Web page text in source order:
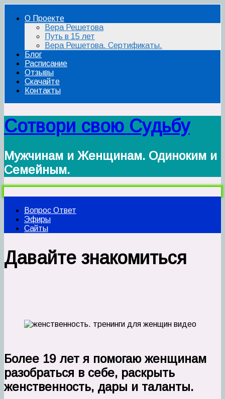
О Проекте
Вера Решетова
Путь в 15 лет
Вера Решетова. Сертификаты.
Блог
Расписание
Отзывы
Скачайте
Контакты
Сотвори свою Судьбу
Мужчинам и Женщинам. Одиноким и
Семейным.
Вопрос Ответ
Эфиры
Сайты
Давайте знакомиться
Более 19 лет я помогаю женщинам
разобраться в себе, раскрыть
женственность, дары и таланты.